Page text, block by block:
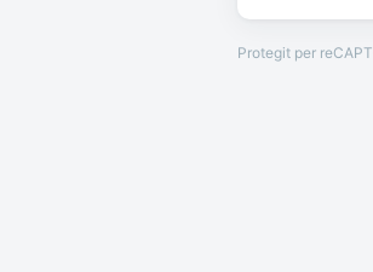
Protegit per